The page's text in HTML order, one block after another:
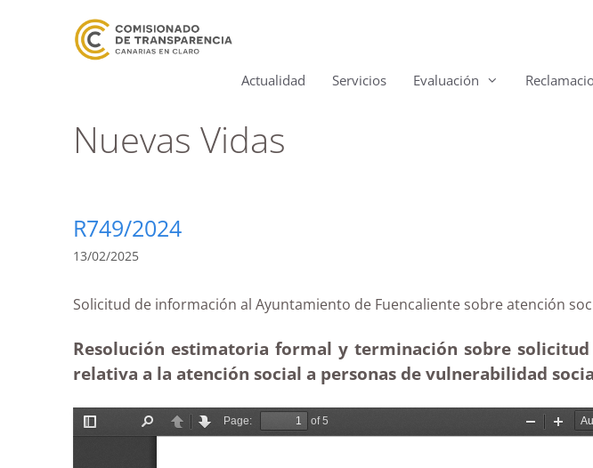
Actualidad Servicios Evaluación
Nuevas Vidas
R749/2024
13/02/2025
Solicitud de información al Ayuntamiento de Fuencaliente sobre
Resolución estimatoria formal y terminación sobre
relativa a la atención social a personas de vulnerabilidad